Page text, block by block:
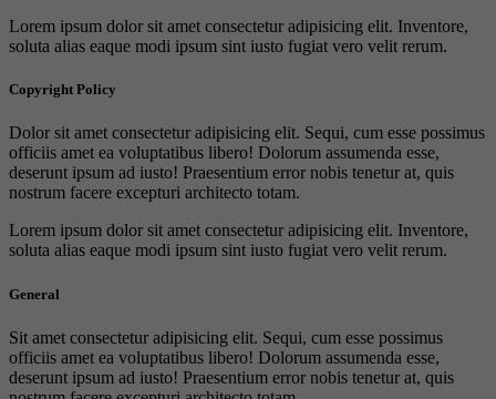
Lorem ipsum dolor sit amet consectetur adipisicing elit. Inventore,
soluta alias eaque modi ipsum sint iusto fugiat vero velit rerum.
Copyright Policy
Dolor sit amet consectetur adipisicing elit. Sequi, cum esse possimus
officiis amet ea voluptatibus libero! Dolorum assumenda esse,
deserunt ipsum ad iusto! Praesentium error nobis tenetur at, quis
nostrum facere excepturi architecto totam.
Lorem ipsum dolor sit amet consectetur adipisicing elit. Inventore,
soluta alias eaque modi ipsum sint iusto fugiat vero velit rerum.
General
Sit amet consectetur adipisicing elit. Sequi, cum esse possimus
officiis amet ea voluptatibus libero! Dolorum assumenda esse,
deserunt ipsum ad iusto! Praesentium error nobis tenetur at, quis